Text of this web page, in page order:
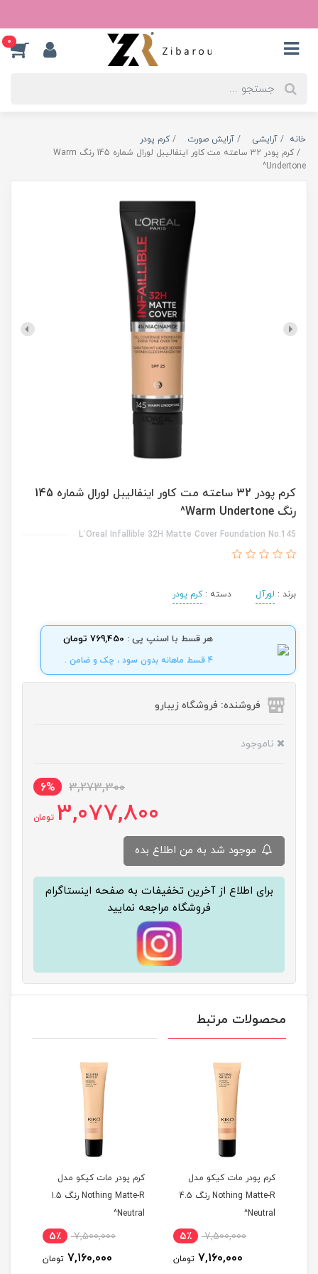
0
خانه آرایشی آرایش صورت
کرم پودر
کرم پودر 32 ساعته مت کاور اینفالیبل لورال شماره 145 رنگ Warm
Undertone^
کرم پودر 32 ساعته مت کاور اینفالیبل لورال شماره 145
رنگ Warm Undertone^
L’Oreal Infallible 32H Matte Cover Foundation No.145
برند : لورآل دسته :کرم پودر
هر قسط با اسنپ پی : 769,450 تومان
4 قسط ماهانه بدون سود ، چک و ضامن .
فروشنده: فروشگاه زیبارو
ناموجود
3,273,300
6%
3,077,800 تومان
برای اطلاع از آخرین تخفیفات به صفحه اینستاگرام
فروشگاه مراجعه نمایید
محصولات مرتبط
کرم پودر مات کیکو مدل
Nothing Matte-R رنگ 4.5
Neutral^
7,500,000 5٪
7,160,000 تومان
کرم پودر مات کیکو مدل
Nothing Matte-R رنگ 1.5
Neutral^
7,500,000 5٪
7,160,000 تومان